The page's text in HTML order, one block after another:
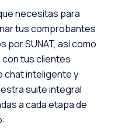
necesitas para
tus comprobantes
SUNAT, así como
con tus clientes
chat inteligente y
suite integral
a cada etapa de